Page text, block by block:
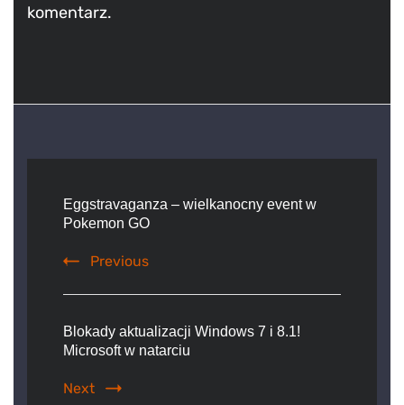
komentarz.
Navigation
Eggstravaganza – wielkanocny event w
Pokemon GO
Previous
Blokady aktualizacji Windows 7 i 8.1!
Microsoft w natarciu
Next